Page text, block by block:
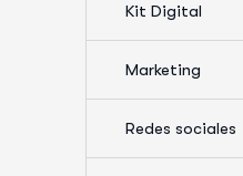
Kit Digital
Marketing
Redes sociales